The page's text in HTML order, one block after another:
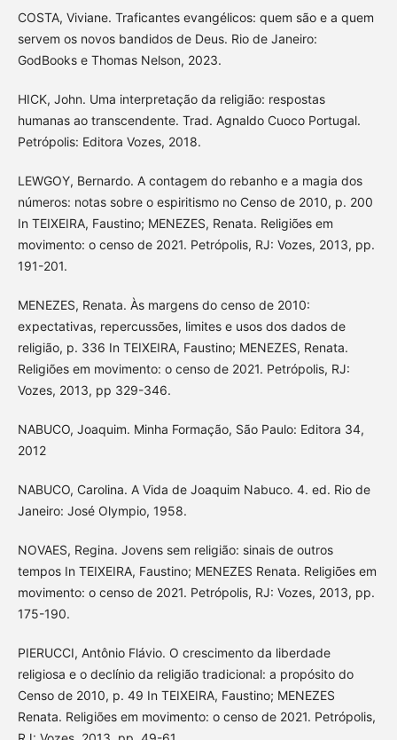
COSTA, Viviane. Traficantes evangélicos: quem são e a quem
servem os novos bandidos de Deus. Rio de Janeiro:
GodBooks e Thomas Nelson, 2023.
HICK, John. Uma interpretação da religião: respostas
humanas ao transcendente. Trad. Agnaldo Cuoco Portugal.
Petrópolis: Editora Vozes, 2018.
LEWGOY, Bernardo. A contagem do rebanho e a magia dos
números: notas sobre o espiritismo no Censo de 2010, p. 200
In TEIXEIRA, Faustino; MENEZES, Renata. Religiões em
movimento: o censo de 2021. Petrópolis, RJ: Vozes, 2013, pp.
191-201.
MENEZES, Renata. Às margens do censo de 2010:
expectativas, repercussões, limites e usos dos dados de
religião, p. 336 In TEIXEIRA, Faustino; MENEZES, Renata.
Religiões em movimento: o censo de 2021. Petrópolis, RJ:
Vozes, 2013, pp 329-346.
NABUCO, Joaquim. Minha Formação, São Paulo: Editora 34,
2012
NABUCO, Carolina. A Vida de Joaquim Nabuco. 4. ed. Rio de
Janeiro: José Olympio, 1958.
NOVAES, Regina. Jovens sem religião: sinais de outros
tempos In TEIXEIRA, Faustino; MENEZES Renata. Religiões em
movimento: o censo de 2021. Petrópolis, RJ: Vozes, 2013, pp.
175-190.
PIERUCCI, Antônio Flávio. O crescimento da liberdade
religiosa e o declínio da religião tradicional: a propósito do
Censo de 2010, p. 49 In TEIXEIRA, Faustino; MENEZES
Renata. Religiões em movimento: o censo de 2021. Petrópolis,